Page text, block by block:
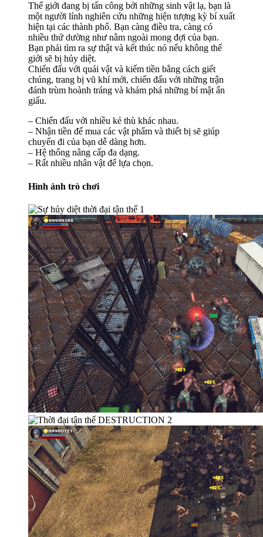
Thế giới đang bị tấn công bởi những sinh vật lạ, bạn là
một người lính nghiên cứu những hiện tượng kỳ bí xuất
hiện tại các thành phố. Bạn càng điều tra, càng có
nhiều thứ dường như nằm ngoài mong đợi của bạn.
Bạn phải tìm ra sự thật và kết thúc nó nếu không thế
giới sẽ bị hủy diệt.
Chiến đấu với quái vật và kiếm tiền bằng cách giết
chúng, trang bị vũ khí mới, chiến đấu với những trận
đánh trùm hoành tráng và khám phá những bí mật ẩn
giấu.
– Chiến đấu với nhiều kẻ thù khác nhau.
– Nhận tiền để mua các vật phẩm và thiết bị sẽ giúp
chuyến đi của bạn dễ dàng hơn.
– Hệ thống nâng cấp đa dạng.
– Rất nhiều nhân vật để lựa chọn.
Hình ảnh trò chơi